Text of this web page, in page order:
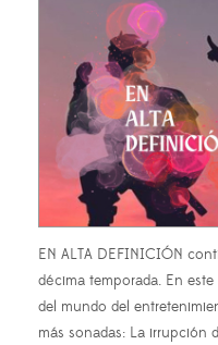
EN ALTA DEFINICIÓN
décima temporada. En
del mundo del
más sonadas: La irrupción